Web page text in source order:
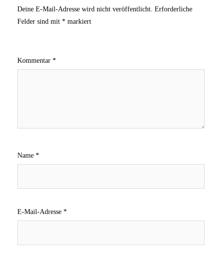
Deine E-Mail-Adresse wird nicht veröffentlicht. Erforderliche
Felder sind mit * markiert
Kommentar *
Name *
E-Mail-Adresse *